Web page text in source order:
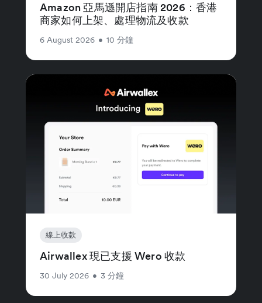
Amazon 亞馬遜開店指南 2026：香港
商家如何上架、處理物流及收款
6 August 2026 • 10 分鐘
線上收款
Airwallex 現已支援 Wero 收款
30 July 2026 • 3 分鐘